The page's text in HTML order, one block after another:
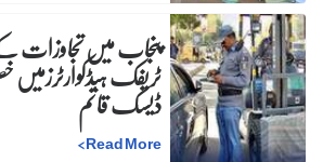
پنجاب میں تجاوزات
ٹریفک
ڈیسک قائم
Read More
>